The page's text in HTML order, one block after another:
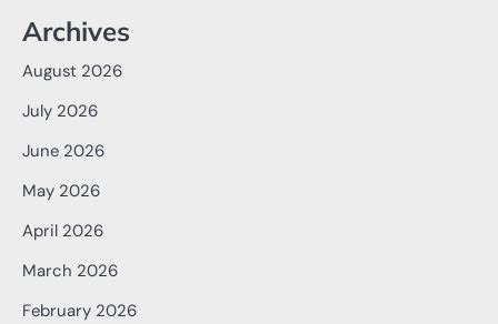
Archives
August 2026
July 2026
June 2026
May 2026
April 2026
March 2026
February 2026